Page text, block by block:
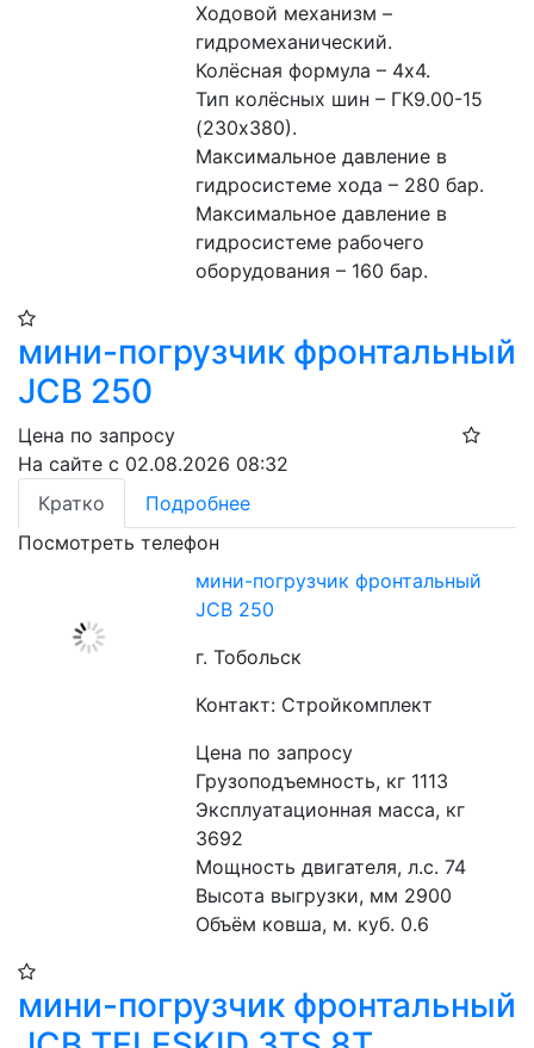
Ходовой механизм –
гидромеханический.
Колёсная формула – 4х4.
Тип колёсных шин – ГК9.00-15
(230х380).
Максимальное давление в
гидросистеме хода – 280 бар.
Максимальное давление в
гидросистеме рабочего
оборудования – 160 бар.
мини-погрузчик фронтальный
JCB 250
Цена по запросу
На сайте с 02.08.2026 08:32
Кратко
Подробнее
Посмотреть телефон
мини-погрузчик фронтальный
JCB 250
г. Тобольск
Контакт: Стройкомплект
Цена по запросу
Грузоподъемность, кг 1113
Эксплуатационная масса, кг
3692
Мощность двигателя, л.с. 74
Высота выгрузки, мм 2900
Объём ковша, м. куб. 0.6
мини-погрузчик фронтальный